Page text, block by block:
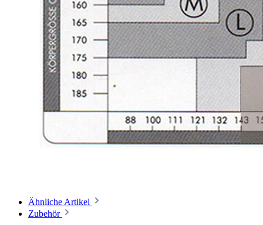
Ähnliche Artikel
Zubehör